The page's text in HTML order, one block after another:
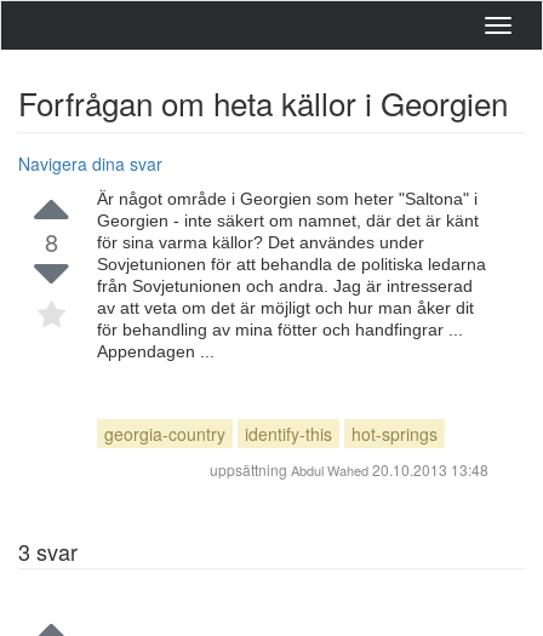
Forfrågan om heta källor i Georgien
Navigera dina svar
8
Är något område i Georgien som heter "Saltona" i
Georgien - inte säkert om namnet, där det är känt
för sina varma källor? Det användes under
Sovjetunionen för att behandla de politiska ledarna
från Sovjetunionen och andra. Jag är intresserad
av att veta om det är möjligt och hur man åker dit
för behandling av mina fötter och handfingrar ...
Appendagen ...
georgia-country identify-this hot-springs
uppsättning Abdul Wahed20.10.2013 13:48
3 svar